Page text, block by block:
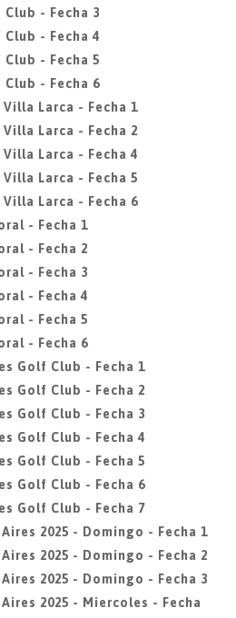
- Fecha 3
- Fecha 4
- Fecha 5
- Fecha 6
Larca - Fecha 1
Larca - Fecha 2
Larca - Fecha 4
Larca - Fecha 5
Larca - Fecha 6
- Fecha 1
- Fecha 2
- Fecha 3
- Fecha 4
- Fecha 5
- Fecha 6
Golf Club - Fecha 1
Golf Club - Fecha 2
Golf Club - Fecha 3
Golf Club - Fecha 4
Golf Club - Fecha 5
Golf Club - Fecha 6
Golf Club - Fecha 7
2025 - Domingo - Fecha 1
2025 - Domingo - Fecha 2
2025 - Domingo - Fecha 3
2025 - Miercoles - Fecha